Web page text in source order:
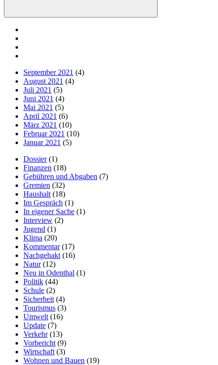
Suchen
September 2021 (4)
August 2021 (4)
Juli 2021 (5)
Juni 2021 (4)
Mai 2021 (5)
April 2021 (6)
März 2021 (10)
Februar 2021 (10)
Januar 2021 (5)
Dossier(1)
Finanzen (18)
Gebühren und Abgaben (7)
Gremien (32)
Haushalt (18)
Im Gespräch (1)
In eigener Sache (1)
Interview (2)
Jugend (1)
Klima (20)
Kommentar(17)
Nachgehakt (16)
Natur(12)
Neu in Odenthal (1)
Politik (44)
Schule (2)
Sicherheit (4)
Tourismus (3)
Umwelt (16)
Update (7)
Verkehr(13)
Vorbericht (9)
Wirtschaft (3)
Wohnen und Bauen (19)